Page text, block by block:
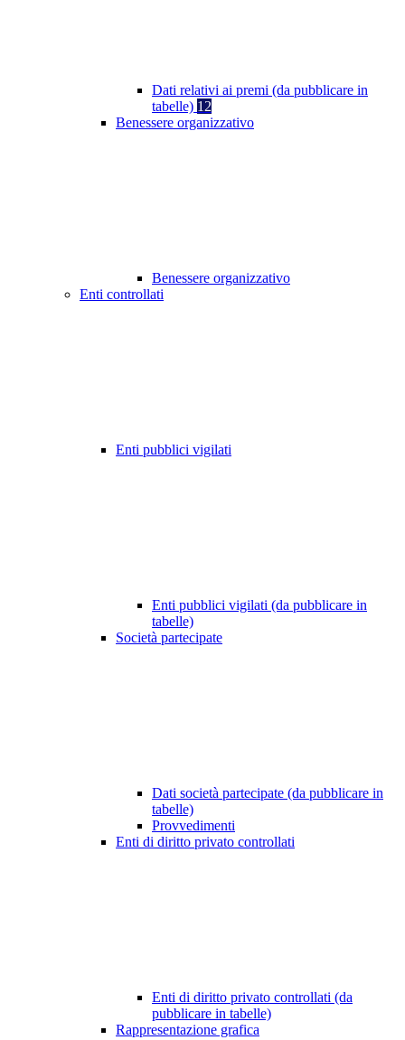
Dati relativi ai premi (da pubblicare in
tabelle) 12
Benessere organizzativo
Benessere organizzativo
Enti controllati
Enti pubblici vigilati
Enti pubblici vigilati (da pubblicare in
tabelle)
Società partecipate
Dati società partecipate (da pubblicare in
tabelle)
Provvedimenti
Enti di diritto privato controllati
Enti di diritto privato controllati (da
pubblicare in tabelle)
Rappresentazione grafica